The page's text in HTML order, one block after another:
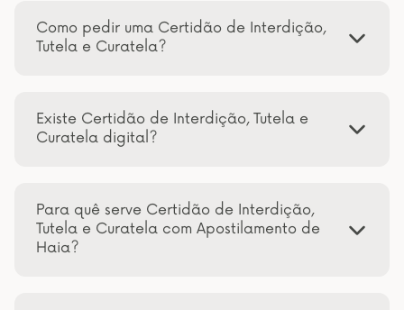
Como pedir uma Certidão de Interdição,
Tutela e Curatela?
Existe Certidão de Interdição, Tutela e
Curatela digital?
Para quê serve Certidão de Interdição,
Tutela e Curatela com Apostilamento de
Haia?